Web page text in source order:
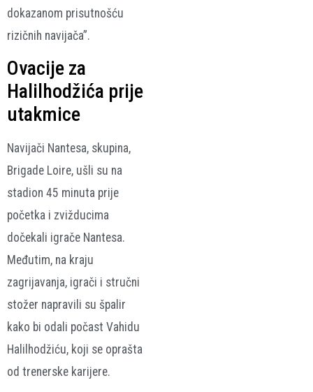
dokazanom prisutnošću
rizičnih navijača”.
Ovacije za
Halilhodžića prije
utakmice
Navijači Nantesa, skupina,
Brigade Loire, ušli su na
stadion 45 minuta prije
početka i zvižducima
dočekali igrače Nantesa.
Međutim, na kraju
zagrijavanja, igrači i stručni
stožer napravili su špalir
kako bi odali počast Vahidu
Halilhodžiću, koji se oprašta
od trenerske karijere.